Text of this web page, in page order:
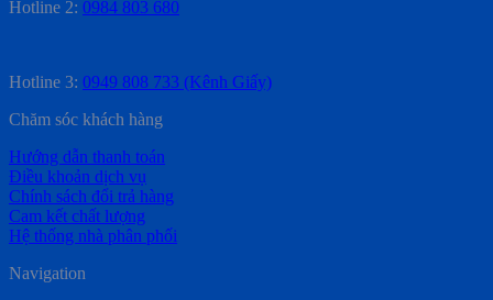
Hotline 2: 0984 803 680
Hotline 3: 0949 808 733 (Kênh Giấy)
Chăm sóc khách hàng
Hướng dẫn thanh toán
Điều khoản dịch vụ
Chính sách đổi trả hàng
Cam kết chất lượng
Hệ thống nhà phân phối
Navigation